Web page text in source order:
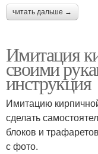
читать дальше →
Имитация
своими
инструкция
Имитацию
сделать
блоков и
с фото.